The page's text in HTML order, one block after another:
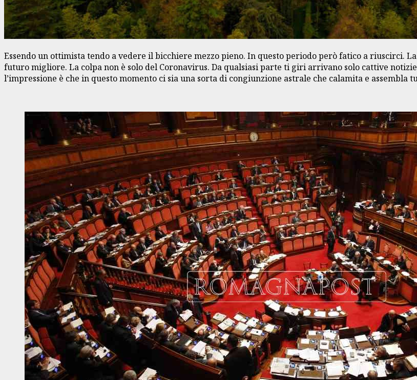
Essendo un ottimista tendo a vedere il bicchiere mezzo pieno. In questo periodo però fatico a riuscirci.
futuro migliore. La colpa non è solo del Coronavirus. Da qualsiasi parte ti giri arrivano solo cattive
l’impressione è che in questo momento ci sia una sorta di congiunzione astrale che calamita e assembla